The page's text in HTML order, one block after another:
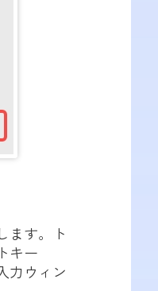
ます。ト
キー
力ウィン